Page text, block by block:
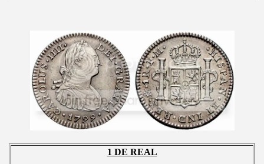
1 DE REAL